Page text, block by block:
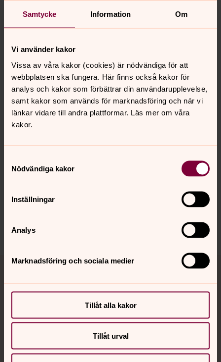
Samtycke Information Om
Vi använder kakor
Vissa av våra kakor (cookies) är nödvändiga för att
webbplatsen ska fungera. Här finns också kakor för
analys och kakor som förbättrar din användarupplevelse,
samt kakor som används för marknadsföring och när vi
länkar vidare till andra plattformar. Läs mer om våra
kakor.
Nödvändiga kakor
Inställningar
Analys
Marknadsföring och sociala medier
Tillåt alla kakor
Tillåt urval
Breviks kyrka
Ansvarig Eva Sharp
17.00 och vi samlas till måltid 17.30. Efter måltiden
stillar vi oss till en kort bibelmeditation och sedan
går vi över till att måla. Kvällen avslutas 20.30. För
mer information och anmälan:
eva.sharp@svenskakyrkan.se Begränsat antal.
Kostnadsfritt.
Senast ändrad 19 januari 2026
innehåll?
Dela
Tillbaka till toppen
Tillbaka till innehållet
Kalender